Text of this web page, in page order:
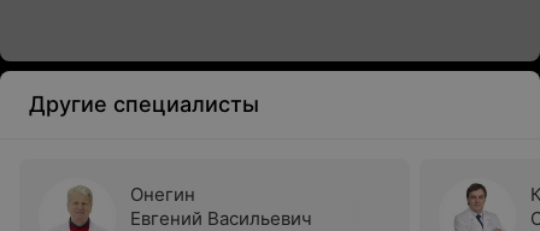
Другие специалисты
Онегин
Евгений Васильевич